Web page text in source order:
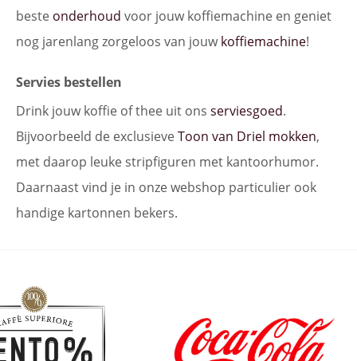
beste onderhoud voor jouw koffiemachine en geniet
nog jarenlang zorgeloos van jouwkoffiemachine!
Servies bestellen
Drink jouw koffie of thee uit ons serviesgoed.
Bijvoorbeeld de exclusieve Toon van Driel mokken,
met daarop leuke stripfiguren met kantoorhumor.
Daarnaast vind je in onze webshop particulier ook
handige kartonnen bekers.